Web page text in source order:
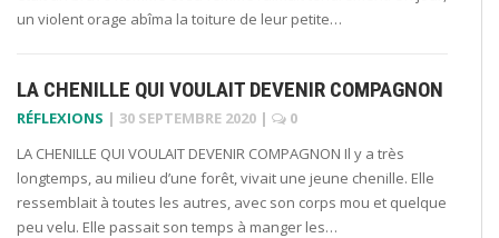
un violent orage abîma la toiture de leur petite…
LA CHENILLE QUI VOULAIT DEVENIR COMPAGNON
RÉFLEXIONS | 30 SEPTEMBRE 2020 |
0
LA CHENILLE QUI VOULAIT DEVENIR COMPAGNON Il y a très
longtemps, au milieu d’une forêt, vivait une jeune chenille. Elle
ressemblait à toutes les autres, avec son corps mou et quelque
peu velu. Elle passait son temps à manger les…